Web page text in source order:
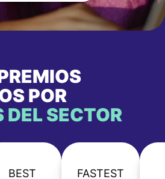
POR
DEL SECTOR
BEST
FASTEST